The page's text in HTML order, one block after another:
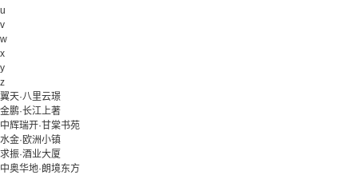
u
v
w
x
y
z
翼天·八里云璟
金鹏·长江上著
中辉瑞开·甘棠书苑
水金·欧洲小镇
求振·酒业大厦
中奥华地·朗境东方